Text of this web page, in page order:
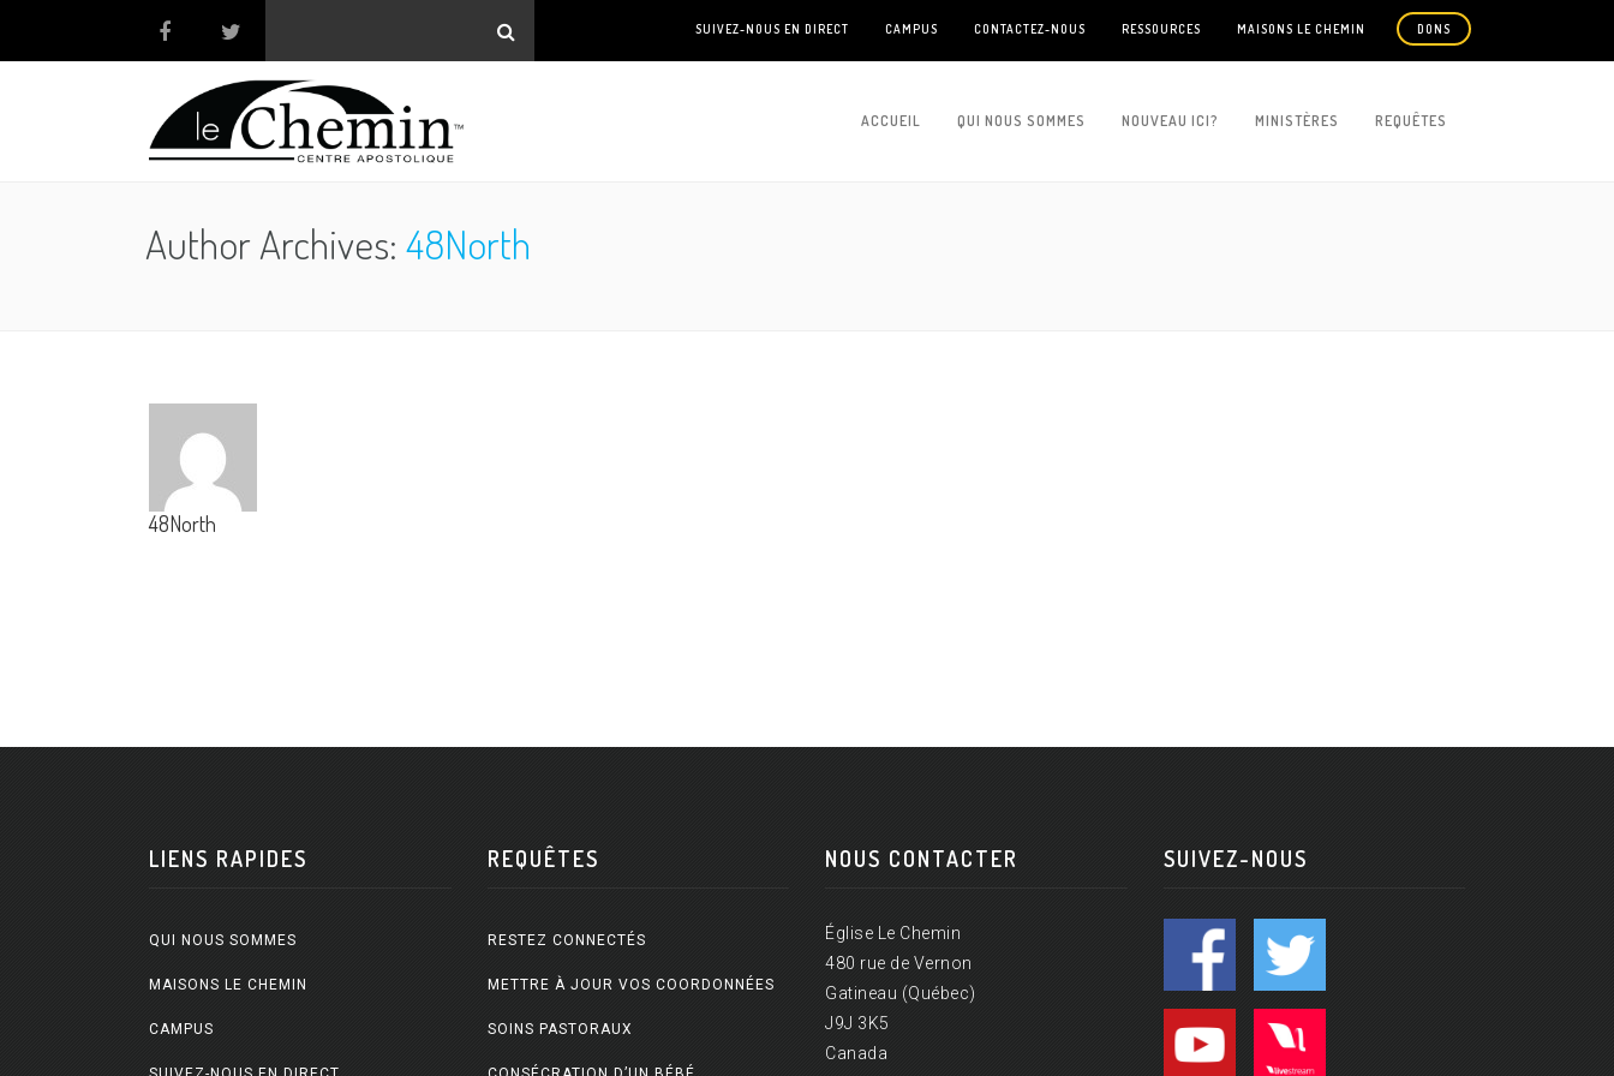
SUIVEZ-NOUS EN DIRECT CAMPUS CONTACTEZ-NOUS RESSOURCES MAISONS LE CHEMIN DONS
ACCUEIL QUI NOUS SOMMES NOUVEAU ICI? MINISTÈRES REQUÊTES
Author Archives: 48North
48North
LIENS RAPIDES
QUI NOUS SOMMES
MAISONS LE CHEMIN
CAMPUS
REQUÊTES
RESTEZ CONNECTÉS
METTRE À JOUR VOS COORDONNÉES
SOINS PASTORAUX
NOUS CONTACTER
Église Le Chemin
480 rue de Vernon
Gatineau (Québec)
J9J 3K5
Canada
SUIVEZ-NOUS